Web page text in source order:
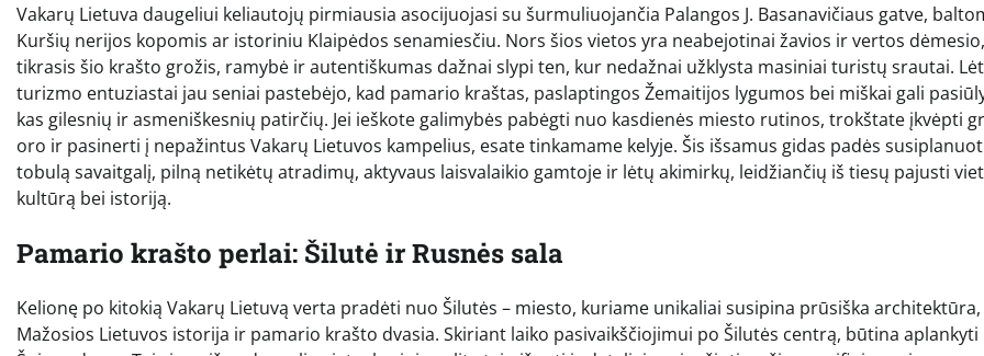
Vakarų Lietuva daugeliui keliautojų pirmiausia asocijuojasi su šurmuliuojančia Palangos J. Basanavičiaus gatve,
Kuršių nerijos kopomis ar istoriniu Klaipėdos senamiesčiu. Nors šios vietos yra neabejotinai žavios ir vertos dėmesio,
tikrasis šio krašto grožis, ramybė ir autentiškumas dažnai slypi ten, kur nedažnai užklysta masiniai turistų srautai.
turizmo entuziastai jau seniai pastebėjo, kad pamario kraštas, paslaptingos Žemaitijos lygumos bei miškai gali
kas gilesnių ir asmeniškesnių patirčių. Jei ieškote galimybės pabėgti nuo kasdienės miesto rutinos, trokštate įkvėpti
oro ir pasinerti į nepažintus Vakarų Lietuvos kampelius, esate tinkamame kelyje. Šis išsamus gidas padės
tobulą savaitgalį, pilną netikėtų atradimų, aktyvaus laisvalaikio gamtoje ir lėtų akimirkų, leidžiančių iš tiesų pajusti
kultūrą bei istoriją.
Pamario krašto perlai: Šilutė ir Rusnės sala
Kelionę po kitokią Vakarų Lietuvą verta pradėti nuo Šilutės – miesto, kuriame unikaliai susipina prūsiška architektūra,
Mažosios Lietuvos istorija ir pamario krašto dvasia. Skiriant laiko pasivaikščiojimui po Šilutės centrą, būtina aplankyti